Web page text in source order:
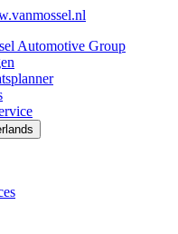
Automotive Group